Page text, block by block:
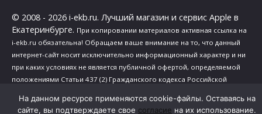
© 2008 - 2026 i-ekb.ru. Лучший магазин и сервис Apple в
Екатеринбурге. При копировании материалов активная ссылка на
i-ekb.ru обязательна! Обращаем ваше внимание на то, что данный
интернет-сайт носит исключительно информационный характер и ни
при каких условиях не является публичной офертой, определяемой
положениями Статьи 437 (2) Гражданского кодекса Российской
Политика в отношении обработки персональных данных .
На данном ресурсе применяются cookie-файлы. Оставаясь на
сайте, вы подтверждаете свое согласие на их использование.